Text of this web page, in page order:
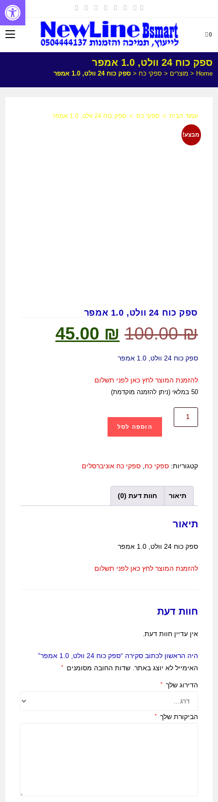
0
ספק כוח 24 וולט, 1.0 אמפר
Home
< מוצרים < ספקי כח <ספק כוח 24 וולט, 1.0 אמפר
עמוד הבית > ספקי כח > ספק כוח 24 וולט, 1.0 אמפר
מבצע!
ספק כוח 24 וולט, 1.0 אמפר
100.00₪
45.00 ₪
ספק כוח 24 וולט, 1.0 אמפר
להזמנת המוצר לחץ כאן לפני תשלום
50 במלאי (ניתן להזמנה מוקדמת)
הוספה לסל
קטגוריות:ספקי כח ,ספקי כח אוניברסלים
תיאור חוות דעת (0)
תיאור
ספק כוח 24 וולט, 1.0 אמפר
להזמנת המוצר לחץ כאן לפני תשלום
חוות דעת
אין עדיין חוות דעת.
היה הראשון לכתוב סקירה “ספק כוח 24 וולט, 1.0 אמפר”
האימייל לא יוצג באתר. שדות החובה מסומנים *
הדירוג שלך *
הביקורת שלך *